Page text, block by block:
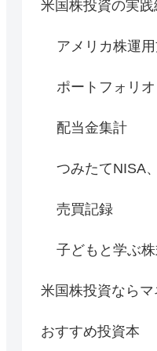
米国株投資の実践
アメリカ株運
ポートフォリオ
配当金集計
つみたてNISA
売買記録
子どもと学ぶ
米国株投資なら
おすすめ投資本